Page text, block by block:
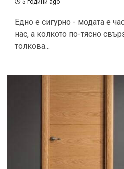
5 години ago
Едно е сигурно - модата е
нас, а колкото по-тясно
толкова...